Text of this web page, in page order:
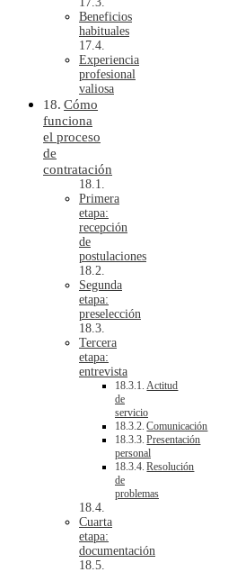
Beneficios
habituales
Experiencia
profesional
valiosa
Cómo
funciona
el proceso
de
contratación
Primera
etapa:
recepción
de
postulaciones
Segunda
etapa:
preselección
Tercera
etapa:
entrevista
Actitud
de
servicio
Comunicación
Presentación
personal
Resolución
de
problemas
Cuarta
etapa:
documentación